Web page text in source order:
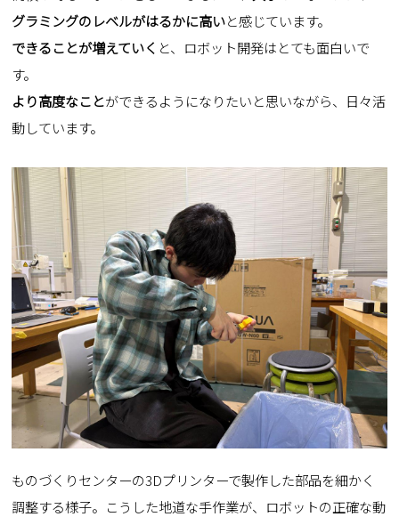
グラミングのレベルがはるかに高いと感じています。
できることが増えていく と、ロボット開発はとても面白いで
す。
より高度なことができるようになりたいと思いながら、日々活
動しています。
ものづくりセンターの3Dプリンターで製作した部品を細かく
調整する様子。こうした地道な手作業が、ロボットの正確な動